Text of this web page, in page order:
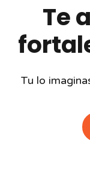
Te
Tu lo